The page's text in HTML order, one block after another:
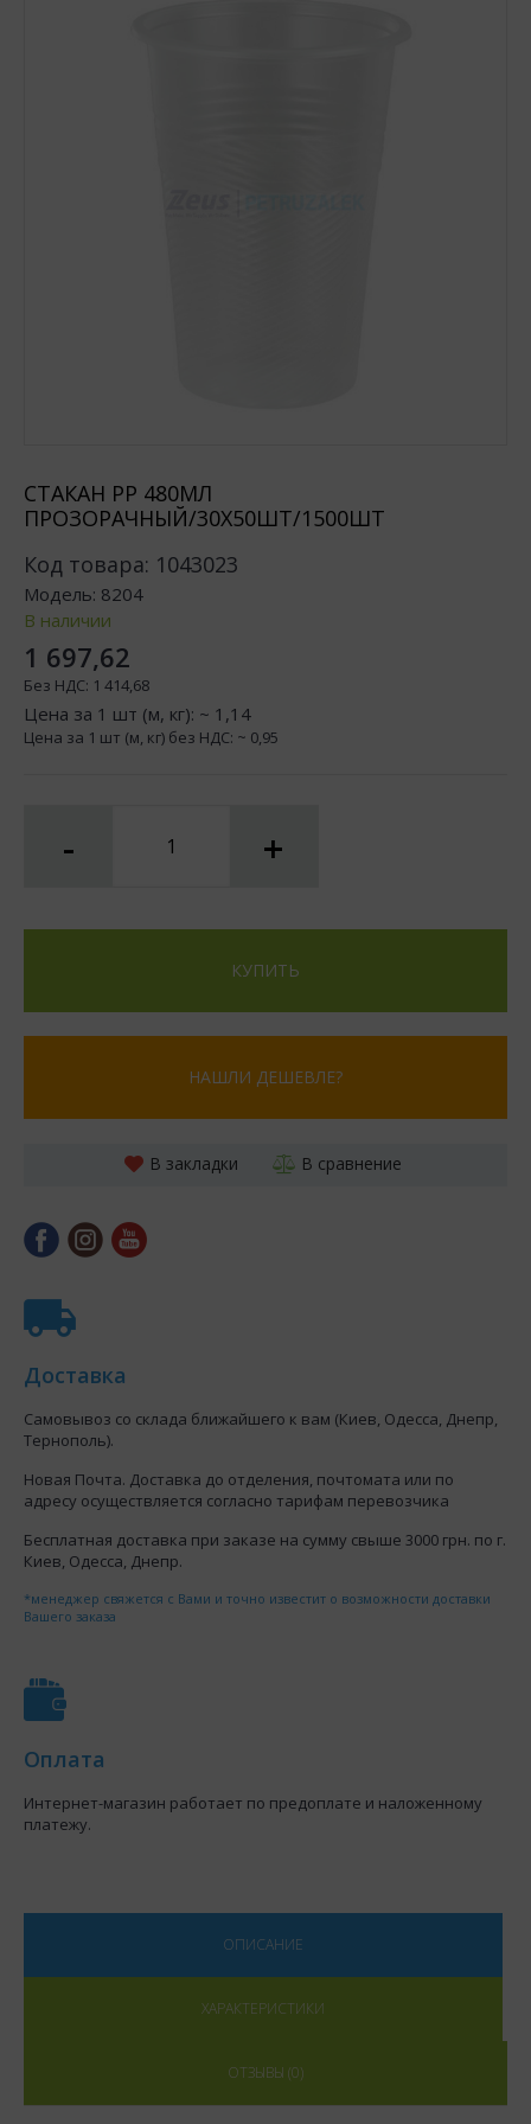
СТАКАН PP 480МЛ
ПРОЗОРАЧНЫЙ/30Х50ШТ/1500ШТ
Код товара: 1043023
Модель: 8204
В наличии
1 697,62
Без НДС: 1 414,68
Цена за 1 шт (м, кг): ~ 1,14
Цена за 1 шт (м, кг) без НДС: ~ 0,95
- +
КУПИТЬ
НАШЛИ ДЕШЕВЛЕ?
В закладки В сравнение
Доставка
Самовывоз со склада ближайшего к вам (Киев, Одесса, Днепр,
Тернополь).
Новая Почта. Доставка до отделения, почтомата или по
адресу осуществляется согласно тарифам перевозчика
Бесплатная доставка при заказе на сумму свыше 3000 грн. по г.
Киев, Одесса, Днепр.
*менеджер свяжется с Вами и точно известит о возможности доставки
Вашего заказа
Оплата
Интернет-магазин работает по предоплате и наложенному
платежу.
ОПИСАНИЕ
ХАРАКТЕРИСТИКИ
ОТЗЫВЫ (0)